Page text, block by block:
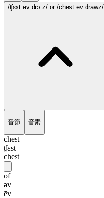
/ʧɛst əv drɔ:z/ or /chest ēv drawz/
音節 音素
chest
ʧɛst
chest
of
əv
ēv